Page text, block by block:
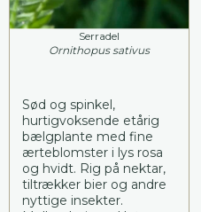
Serradel
Ornithopus sativus
Sød og spinkel,
hurtigvoksende etårig
bælgplante med fine
ærteblomster i lys rosa
og hvidt. Rig på nektar,
tiltrækker bier og andre
nyttige insekter.